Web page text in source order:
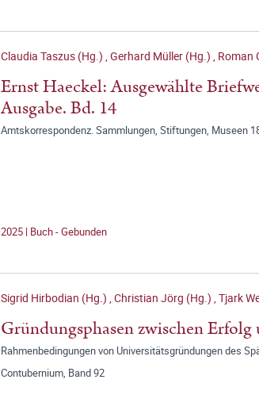
Claudia Taszus (Hg.) ,Gerhard Müller (Hg.) , Roman
Ernst Haeckel: Ausgewählte
Ausgabe. Bd. 14
Amtskorrespondenz. Sammlungen, Stiftungen, Museen
2025 | Buch - Gebunden
Sigrid Hirbodian (Hg.) ,Christian Jörg (Hg.) ,Tjark
Gründungsphasen zwischen
Rahmenbedingungen von Universitätsgründungen des
Contubernium, Band 92